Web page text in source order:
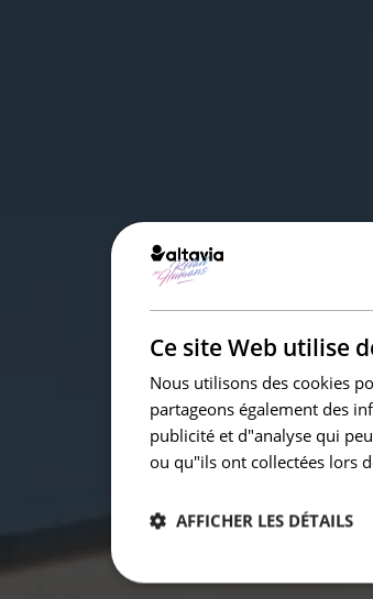
Ce site Web utilise
Nous utilisons des cookies
partageons également des
publicité et d"analyse qui
ou qu"ils ont collectées lors
AFFICHER LES DÉTAILS